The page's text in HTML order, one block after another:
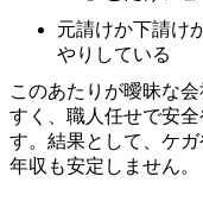
元請けか下請け
やりしている
このあたりが曖昧な
すく、職人任せで安
す。結果として、ケ
年収も安定しません。